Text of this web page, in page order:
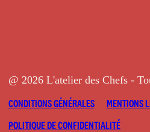
@ 2026 L'atelier des Chefs -
CONDITIONS GÉNÉRALES
MENTIONS
POLITIQUE DE CONFIDENTIALITÉ